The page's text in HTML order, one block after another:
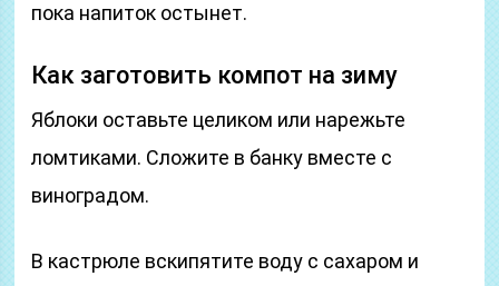
пока напиток остынет.
Как заготовить компот на зиму
Яблоки оставьте целиком или нарежьте
ломтиками. Сложите в банку вместе с
виноградом.
В кастрюле вскипятите воду с сахаром и